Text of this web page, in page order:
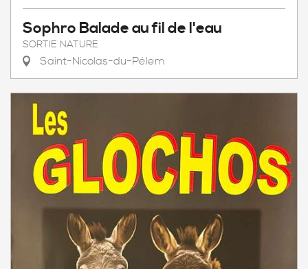
Sophro Balade au fil de l'eau
SORTIE NATURE
Saint-Nicolas-du-Pélem